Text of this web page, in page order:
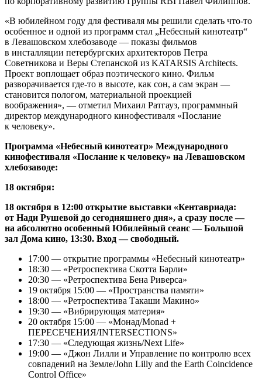
«В юбилейном году для фестиваля мы решили сделать что-то
особенное и одной из программ стал „Небесный кинотеатр“
в Левашовском хлебозаводе — показы фильмов
в инсталляции петербургских архитекторов Петра
Советникова и Веры Степанской из KATARSIS Architects.
Проект воплощает образ поэтического кино. Фильм
разворачивается где-то в высоте, как сон, а сам экран —
становится пологом, материальной проекцией
воображения», — отметил Михаил Ратгауз, программный
директор международного кинофестиваля «Послание
к человеку».
Программа «Небесный кинотеатр» Международного
кинофестиваля «Послание к человеку» на Левашовском
хлебозаводе:
18 октября:
18 октября в 12:00 открытие выставки «Кентавриада:
от Нади Рушевой до сегодняшнего дня», а сразу после —
на абсолютно особенный Юбилейный сеанс — Большой
зал Дома кино, 13:30. Вход — свободный.
17:00 — открытие программы «Небесный кинотеатр»
18:30 — «Ретроспектива Скотта Барли»
20:30 — «Ретроспектива Бена Риверса»
19 октября 15:00 — «Пространства памяти»
18:00 — «Ретроспектива Такаши Макино»
19:30 — «Вибрирующая материя»
20 октября 15:00 — «Монад/Monad +
ПЕРЕСЕЧЕНИЯ/INTERSECTIONS»
17:30 — «Следующая жизнь/Next Life»
19:00 — «Джон Лилли и Управление по контролю всех
совпадений на Земле/John Lilly and the Earth Coincidence
Control Office»